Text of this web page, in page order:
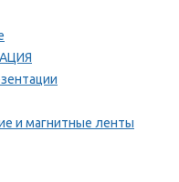
и магнитные ленты